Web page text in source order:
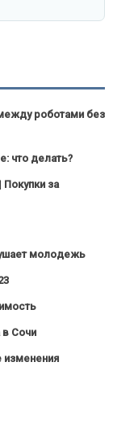
роботами без
что делать?
за
молодежь
в Сочи
изменения